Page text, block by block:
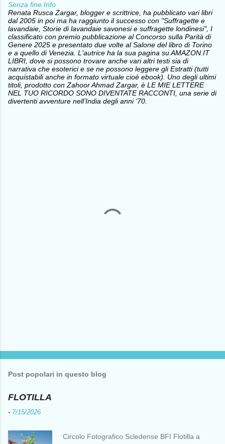
Senza fine.Info
Renata Rusca Zargar, blogger e scrittrice, ha pubblicato vari libri
dal 2005 in poi ma ha raggiunto il successo con "Suffragette e
lavandaie, Storie di lavandaie savonesi e suffragette londinesi", I
classificato con premio pubblicazione al Concorso sulla Parità di
Genere 2025 e presentato due volte al Salone del libro di Torino
e a quello di Venezia. L'autrice ha la sua pagina su AMAZON.IT
LIBRI, dove si possono trovare anche vari altri testi sia di
narrativa che esoterici e se ne possono leggere gli Estratti (tutti
acquistabili anche in formato virtuale cioè ebook). Uno degli ultimi
titoli, prodotto con Zahoor Ahmad Zargar, è LE MIE LETTERE
NEL TUO RICORDO SONO DIVENTATE RACCONTI, una serie di
divertenti avventure nell’India degli anni ‘70.
Post popolari in questo blog
FLOTILLA
- 7/15/2026
Circolo Fotografico Scledense BFI Flotilla a